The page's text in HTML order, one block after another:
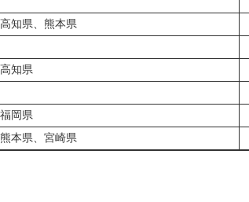
知県、熊本県
知県
岡県
本県、宮崎県